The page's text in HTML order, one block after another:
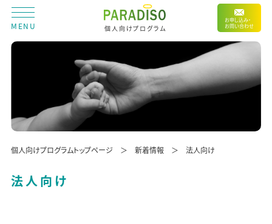
MENU 個人向けプログラム
お申し込み・
お問い合わせ
個人向けプログラムトップページ 新着情報 法人向け
法人向け